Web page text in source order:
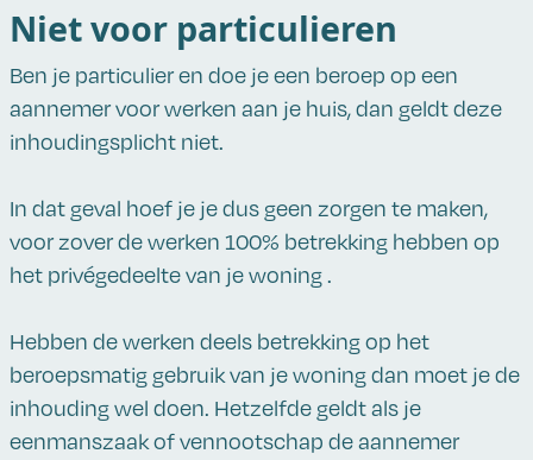
Niet voor particulieren
Ben je particulier en doe je een beroep op een
aannemer voor werken aan je huis, dan geldt deze
inhoudingsplicht niet.
In dat geval hoef je je dus geen zorgen te maken,
voor zover de werken 100% betrekking hebben op
het privégedeelte van je woning .
Hebben de werken deels betrekking op het
beroepsmatig gebruik van je woning dan moet je de
inhouding wel doen. Hetzelfde geldt als je
eenmanszaak of vennootschap de aannemer